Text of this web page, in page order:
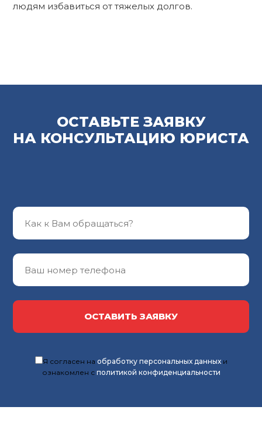
людям избавиться от тяжелых долгов.
ОСТАВЬТЕ ЗАЯВКУ
НА КОНСУЛЬТАЦИЮ ЮРИСТА
ОСТАВИТЬ ЗАЯВКУ
Я согласен на обработку персональных данныхи
ознакомлен с политикой конфиденциальности